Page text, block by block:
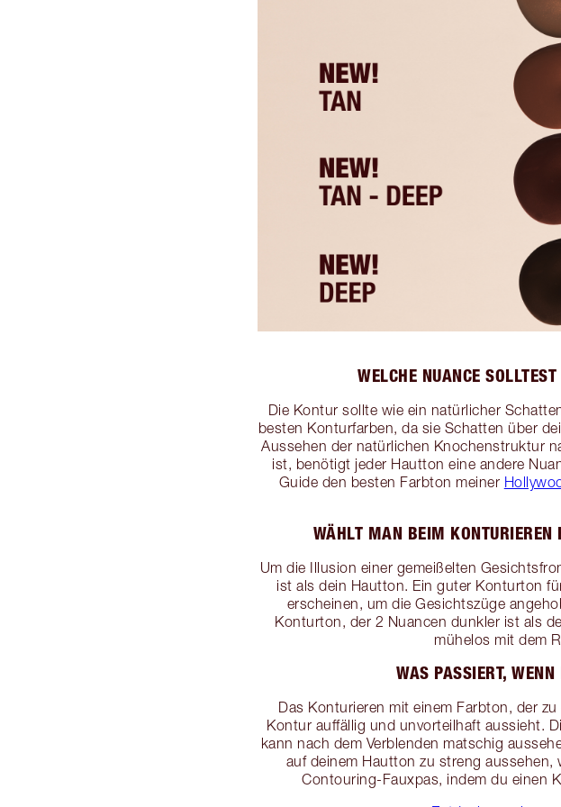
WELCHE NUANCE
Die Kontur sollte wie ein natürlicher
besten Konturfarben, da sie Schatten über
Aussehen der natürlichen Knochenstruktur
ist, benötigt jeder Hautton eine andere
Guide den besten Farbton meiner
WÄHLT MAN BEIM KONTURIEREN
Um die Illusion einer gemeißelten
ist als dein Hautton. Ein guter Konturton
erscheinen, um die Gesichtszüge
Konturton, der 2 Nuancen dunkler ist als
mühelos mit dem
WAS PASSIERT,
Das Konturieren mit einem Farbton, der
Kontur auffällig und unvorteilhaft aussieht.
kann nach dem Verblenden matschig
auf deinem Hautton zu streng aussehen,
Contouring-Fauxpas, indem du einen